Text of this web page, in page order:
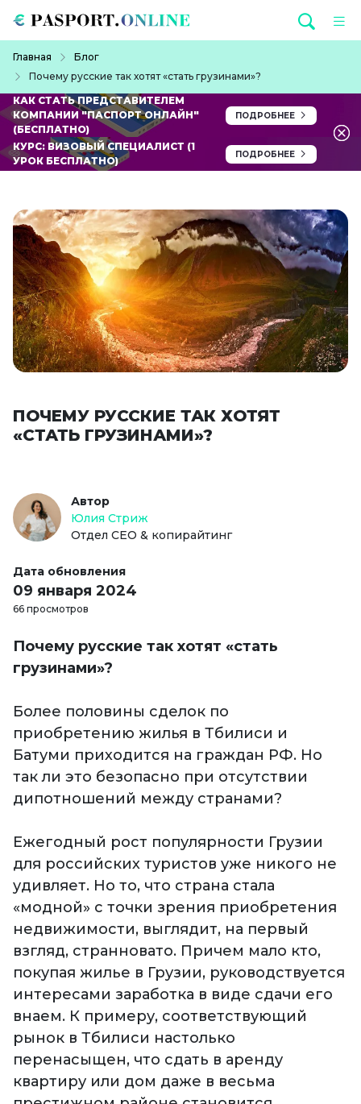
Главная
Блог
Почему русские так хотят «стать грузинами»?
КАК СТАТЬ ПРЕДСТАВИТЕЛЕМ
КОМПАНИИ "ПАСПОРТ ОНЛАЙН"
(БЕСПЛАТНО)
ПОДРОБНЕЕ
КУРС: ВИЗОВЫЙ СПЕЦИАЛИСТ (1
УРОК БЕСПЛАТНО)
ПОДРОБНЕЕ
ПОЧЕМУ РУССКИЕ ТАК ХОТЯТ
«СТАТЬ ГРУЗИНАМИ»?
Автор
Юлия Стриж
Отдел СЕО & копирайтинг
Дата обновления
09 января 2024
66 просмотров
Почему русские так хотят «стать
грузинами»?
Более половины сделок по
приобретению жилья в Тбилиси и
Батуми приходится на граждан РФ. Но
так ли это безопасно при отсутствии
дипотношений между странами?
Ежегодный рост популярности Грузии
для российских туристов уже никого не
удивляет. Но то, что страна стала
«модной» с точки зрения приобретения
недвижимости, выглядит, на первый
взгляд, странновато. Причем мало кто,
покупая жилье в Грузии, руководствуется
интересами заработка в виде сдачи его
внаем. К примеру, соответствующий
рынок в Тбилиси настолько
перенасыщен, что сдать в аренду
квартиру или дом даже в весьма